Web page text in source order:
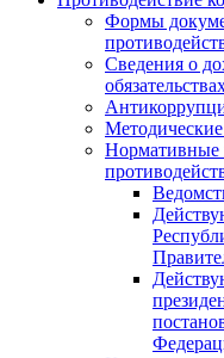
Формы
Сведения о
Нормативные